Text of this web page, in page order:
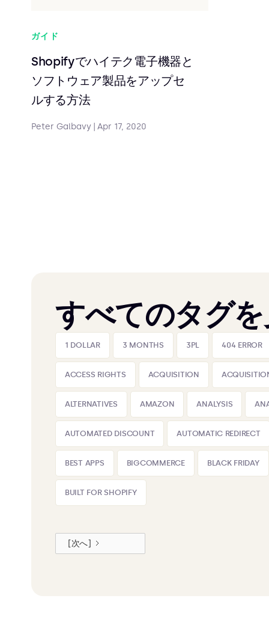
ガイド
Shopifyでハイテク電子機器と
ソフトウェア製品をアップセ
ルする方法
Peter Galbavy Apr 17, 2020
すべてのタグ
1 DOLLAR 3 MONTHS 3PL 404 ERROR
ACCESS RIGHTS ACQUISITION
ALTERNATIVES AMAZON ANALYSIS
AUTOMATED DISCOUNT AUTOMATIC REDIRECT
BEST APPS BIGCOMMERCE BLACK FRIDAY
BUILT FOR SHOPIFY
[次へ]